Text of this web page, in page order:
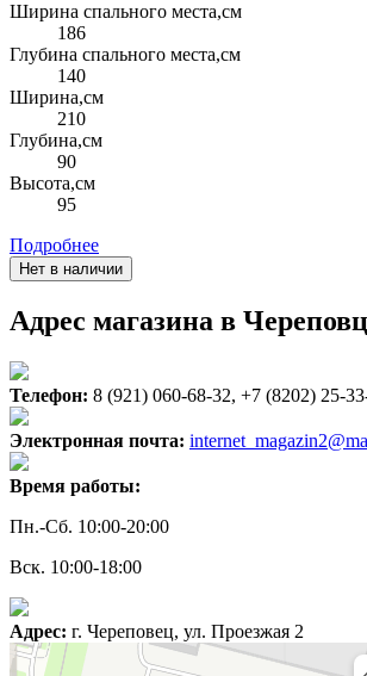
Ширина спального места,см
186
Глубина спального места,см
140
Ширина,см
210
Глубина,см
90
Высота,см
95
Подробнее
Нет в наличии
Адрес магазина в
Телефон: 8 (921) 060-68-32, +7 (8202) 25-
Электронная почта:
Время работы:
Пн.-Сб. 10:00-20:00
Вск. 10:00-18:00
Адрес: г. Череповец, ул. Проезжая 2